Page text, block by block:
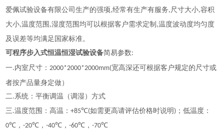
爱佩试验设备有限公司生产的强项,经常有生产有服务, 尺寸大小,容积
大小,温度范围 ,湿度范围均可以根据客户需求定制 ,温度波动度均匀度
及误差等均满足国家标准。
可程序步入式恒温恒湿试验设备简易参数:
一.内室尺寸：2000*2000*2000mm(宽高深还可根据客户规定的尺寸或
者按产品量身定做）
二.系统：平衡调温（调湿）方式
三.温度范围：高温：+85℃(如需更高请评估价格时说明) ；低温度：
0℃，-20℃，-40℃，-60℃，-70℃